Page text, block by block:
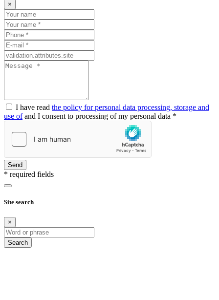
×
I have read the policy for personal data processing, storage and
use ofand I consent to processing of my personal data *
Send
* required fields
Site search
×
Search